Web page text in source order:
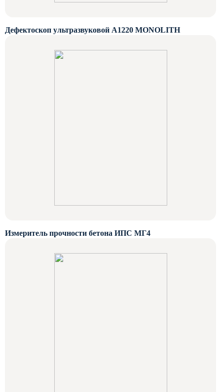
Дефектоскоп ультразвуковой А1220 MONOLITH
Измеритель прочности бетона ИПС МГ4